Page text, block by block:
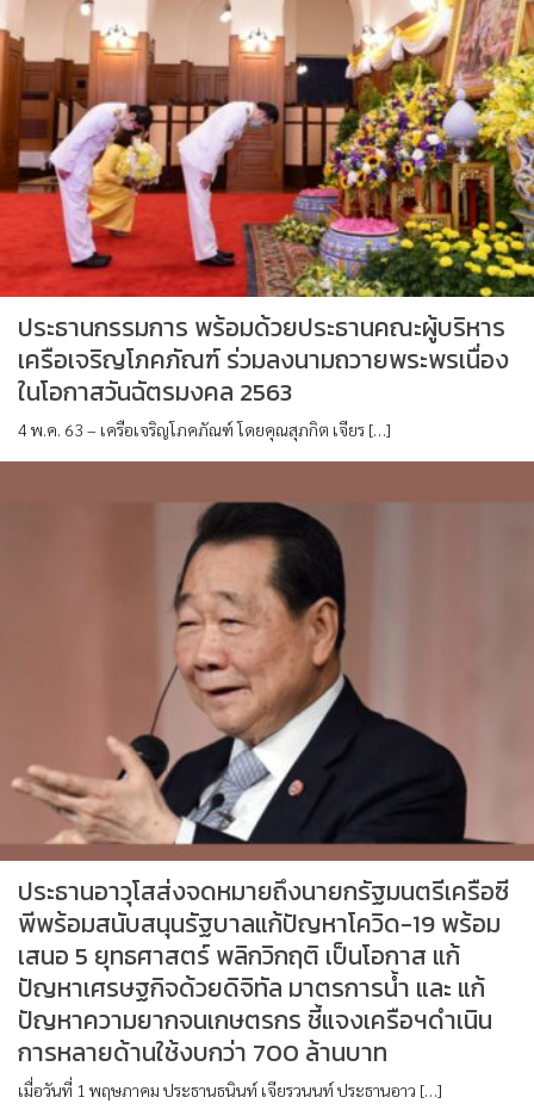
ประธานกรรมการ พร้อมด้วยประธานคณะผู้บริหาร
เครือเจริญโภคภัณฑ์ ร่วมลงนามถวายพระพรเนื่อง
ในโอกาสวันฉัตรมงคล 2563
4 พ.ค. 63 – เครือเจริญโภคภัณฑ์ โดยคุณสุภกิต เจียร […]
ประธานอาวุโสส่งจดหมายถึงนายกรัฐมนตรีเครือซี
พีพร้อมสนับสนุนรัฐบาลแก้ปัญหาโควิด-19 พร้อม
เสนอ 5 ยุทธศาสตร์ พลิกวิกฤติ เป็นโอกาส แก้
ปัญหาเศรษฐกิจด้วยดิจิทัล มาตรการน้ำ และ แก้
ปัญหาความยากจนเกษตรกร ชี้แจงเครือฯดำเนิน
การหลายด้านใช้งบกว่า 700 ล้านบาท
เมื่อวันที่ 1 พฤษภาคม ประธานธนินท์ เจียรวนนท์ ประธานอาว […]